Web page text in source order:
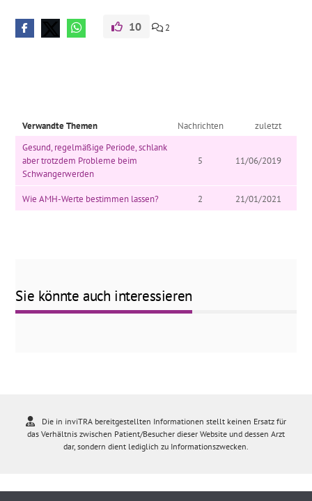
10 2
Verwandte Themen Nachrichten
zuletzt
Gesund, regelmäßige Periode, schlank
aber trotzdem Probleme beim
Schwangerwerden
5 11/06/2019
Wie AMH-Werte bestimmen lassen? 2 21/01/2021
Sie könnte auch interessieren
Die in inviTRA bereitgestellten Informationen stellt keinen Ersatz für
das Verhältnis zwischen Patient/Besucher dieser Website und dessen Arzt
dar, sondern dient lediglich zu Informationszwecken.